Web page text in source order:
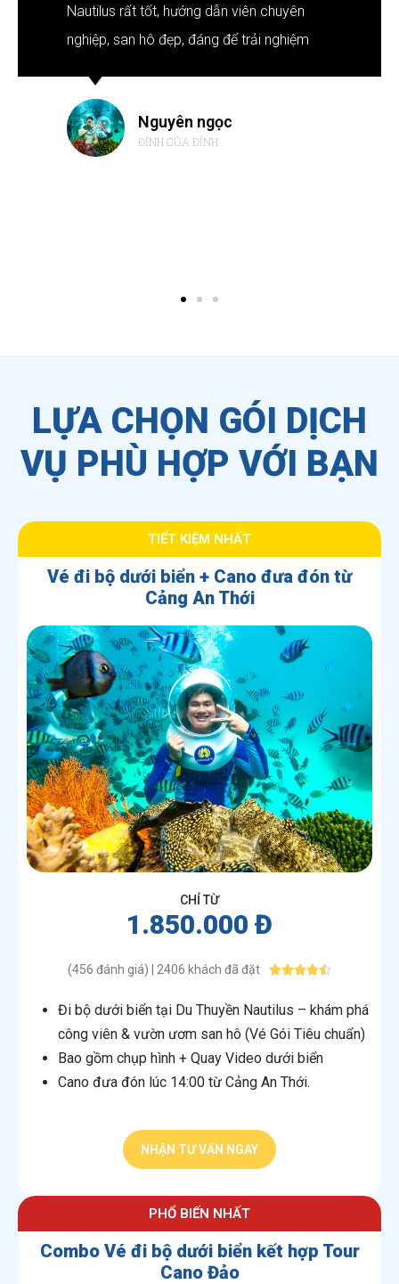
Nautilus rất tốt, hướng dẫn viên chuyên
nghiệp, san hô đẹp, đáng để trải nghiệm
Nguyên ngọc
ĐỈNH CỦA ĐỈNH
LỰA CHỌN GÓI DỊCH
VỤ PHÙ HỢP VỚI BẠN
Vé đi bộ dưới biển + Cano đưa đón từ
Cảng An Thới
TIẾT KIỆM NHẤT
CHỈ TỪ
1.850.000 Đ
(456 đánh giá) | 2406 khách đã đặt 
Đi bộ dưới biển tại Du Thuyền Nautilus – khám phá
công viên & vườn ươm san hô (Vé Gói Tiêu chuẩn)
Bao gồm chụp hình + Quay Video dưới biển
Cano đưa đón lúc 14:00 từ Cảng An Thới.
NHẬN TƯ VẤN NGAY
Combo Vé đi bộ dưới biển kết hợp Tour
Cano Đảo
PHỔ BIẾN NHẤT